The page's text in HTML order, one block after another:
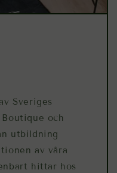
Sveriges
Boutique och
utbildning
av våra
hittar hos